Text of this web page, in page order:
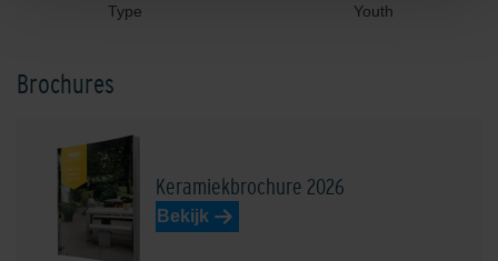
Type Youth
Brochures
Keramiekbrochure 2026
Bekijk